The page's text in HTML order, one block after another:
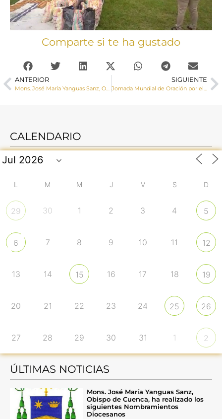
Comparte si te ha gustado
ANTERIOR
Mons. José María Yanguas Sanz, Obispo de Cuenca, ha realizados los siguientes nombramientos
SIGUIENTE
Jornada Mundial de Oración por el Cuidado de la Creación
CALENDARIO
L M M J V S D
29 30 1 2 3 4 5
6 7 8 9 10 11 12
13 14 15 16 17 18 19
20 21 22 23 24 25 26
27 28 29 30 31 1 2
ÚLTIMAS NOTICIAS
Mons. José María Yanguas Sanz,
Obispo de Cuenca, ha realizado los
siguientes Nombramientos
Diocesanos